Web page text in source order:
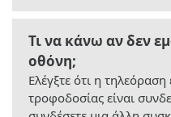
Τι να κάνω αν δεν
οθόνη;
Ελέγξτε ότι η
τροφοδοσίας είναι